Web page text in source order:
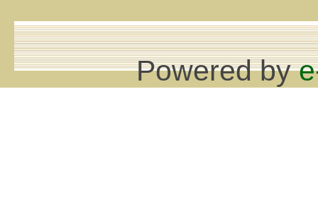
Powered by